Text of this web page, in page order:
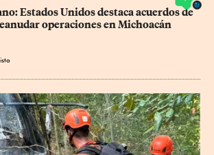
Estados Unidos destaca acuerdos de
operaciones en Michoacán